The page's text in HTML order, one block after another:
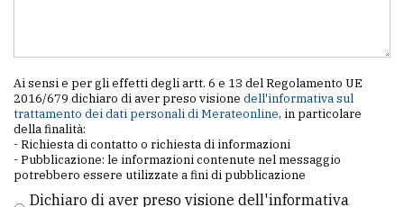
Ai sensi e per gli effetti degli artt. 6 e 13 del Regolamento UE
2016/679 dichiaro di aver preso visione dell'informativa sul
trattamento dei dati personali di Merateonline, in particolare
della finalità:
- Richiesta di contatto o richiesta di informazioni
- Pubblicazione: le informazioni contenute nel messaggio
potrebbero essere utilizzate a fini di pubblicazione
Dichiaro di aver preso visione dell'informativa